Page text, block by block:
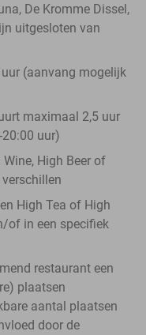
De Kromme Dissel,
uitgesloten van
(aanvang mogelijk
maximaal 2,5 uur
uur)
High Beer of
High Tea of High
of in een specifiek
restaurant een
plaatsen
aantal plaatsen
door de